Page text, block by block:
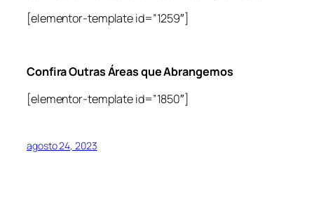
[elementor-template id=”1259″]
Confira Outras Áreas que Abrangemos
[elementor-template id=”1850″]
agosto 24, 2023